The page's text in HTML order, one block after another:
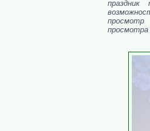
просмотра